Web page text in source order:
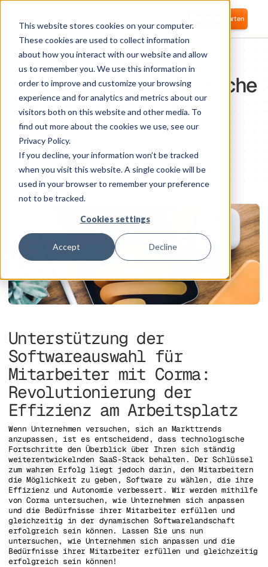
This website stores cookies on your computer.
These cookies are used to collect information
about how you interact with our website and allow
us to remember you. We use this information in
order to improve and customize your browsing
experience and for analytics and metrics about our
visitors both on this website and other media. To
find out more about the cookies we use, see our
Privacy Policy.
If you decline, your information won’t be tracked
when you visit this website. A single cookie will be
used in your browser to remember your preference
not to be tracked.
Cookies settings
Accept Decline
Kostenlos starten
PRODUCTIVITY
Mitarbeiter stärken: Einfache
Softwarebeschaffung
COO und Mitbegründer
minute of reading
Unterstützung der
Softwareauswahl für
Mitarbeiter mit Corma:
Revolutionierung der
Effizienz am Arbeitsplatz
Wenn Unternehmen versuchen, sich an Markttrends
anzupassen, ist es entscheidend, dass technologische
Fortschritte den Überblick über Ihren sich ständig
weiterentwickelnden SaaS-Stack behalten. Der Schlüssel
zum wahren Erfolg liegt jedoch darin, den Mitarbeitern
die Möglichkeit zu geben, Software zu wählen, die ihre
Effizienz und Autonomie verbessert. Wir werden mithilfe
von Corma untersuchen, wie Unternehmen sich anpassen
und die Bedürfnisse ihrer Mitarbeiter erfüllen und
gleichzeitig in der dynamischen Softwarelandschaft
erfolgreich sein können. Lassen Sie uns nun
untersuchen, wie Unternehmen sich anpassen und die
Bedürfnisse ihrer Mitarbeiter erfüllen und gleichzeitig
erfolgreich sein können!